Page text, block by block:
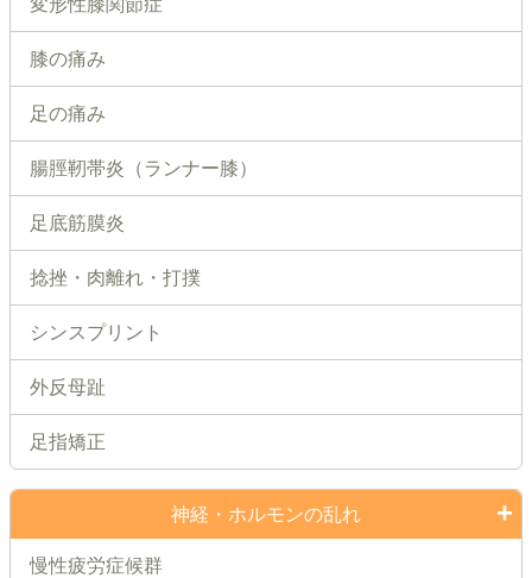
変形性膝関節症
膝の痛み
足の痛み
腸脛靭帯炎（ランナー膝）
足底筋膜炎
捻挫・肉離れ・打撲
シンスプリント
外反母趾
足指矯正
神経・ホルモンの乱れ
慢性疲労症候群